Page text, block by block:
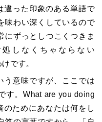
違った印象のある単語で
味わい深くしているので
にずっとしつこくつきま
しなくちゃならない
です。
う意味ですが、ここでは
す。What are you doing
のためにあなたは何をし